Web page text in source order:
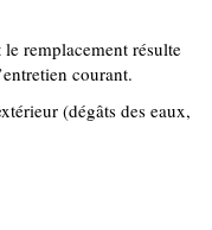
le remplacement résulte
courant.
(dégâts des eaux,